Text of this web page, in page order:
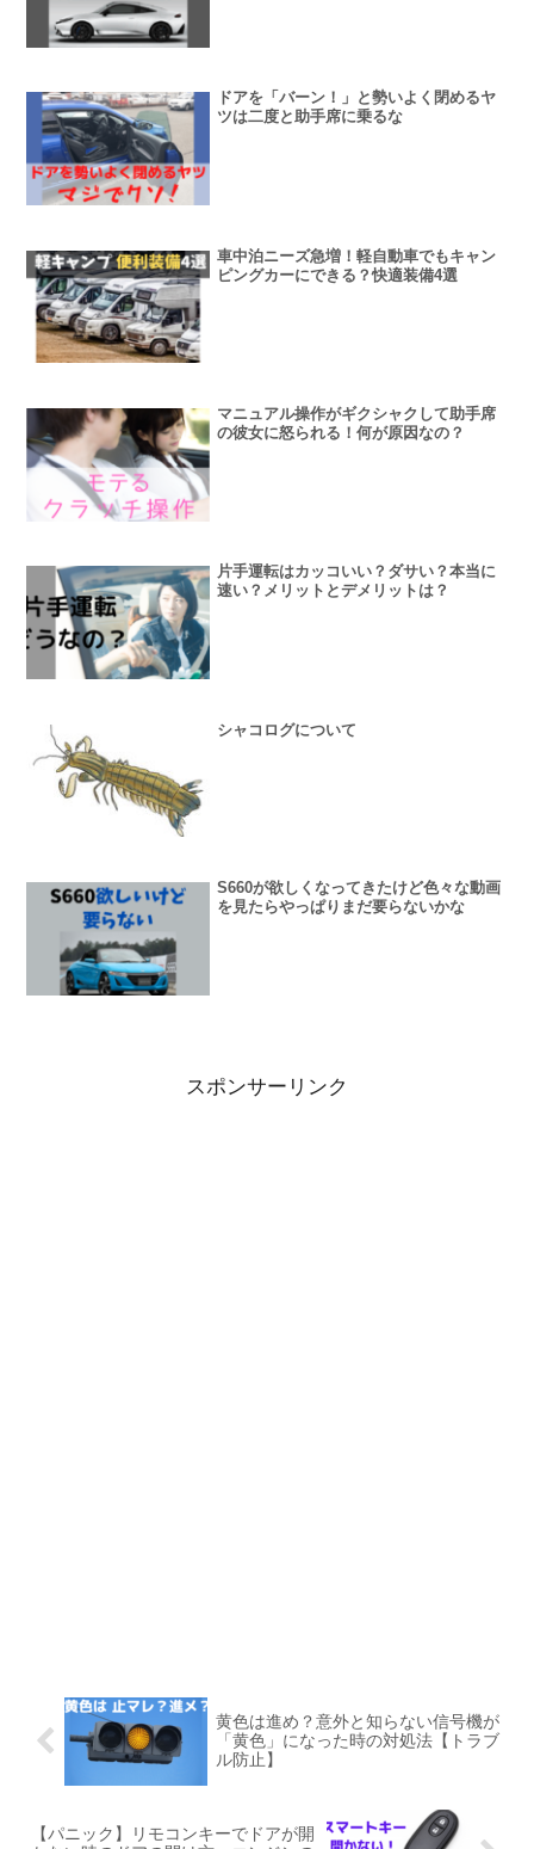
ドアを「バーン！」と勢いよく閉めるヤ
ツは二度と助手席に乗るな
車中泊ニーズ急増！軽自動車でもキャン
ピングカーにできる？快適装備4選
マニュアル操作がギクシャクして助手席
の彼女に怒られる！何が原因なの？
片手運転はカッコいい？ダサい？本当に
速い？メリットとデメリットは？
シャコログについて
S660が欲しくなってきたけど色々な動画
を見たらやっぱりまだ要らないかな
スポンサーリンク
黄色は進め？意外と知らない信号機が
「黄色」になった時の対処法【トラブ
ル防止】
【パニック】リモコンキーでドアが開